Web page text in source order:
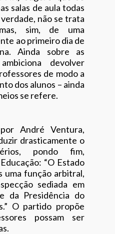
salas de aula todas
não se trata
sim, de uma
ao primeiro dia de
Ainda sobre as
devolver
de modo a
dos alunos – ainda
se refere.
André Ventura,
drasticamente o
pondo fim,
“O Estado
uma função arbitral,
sediada em
da Presidência do
O partido propõe
possam ser